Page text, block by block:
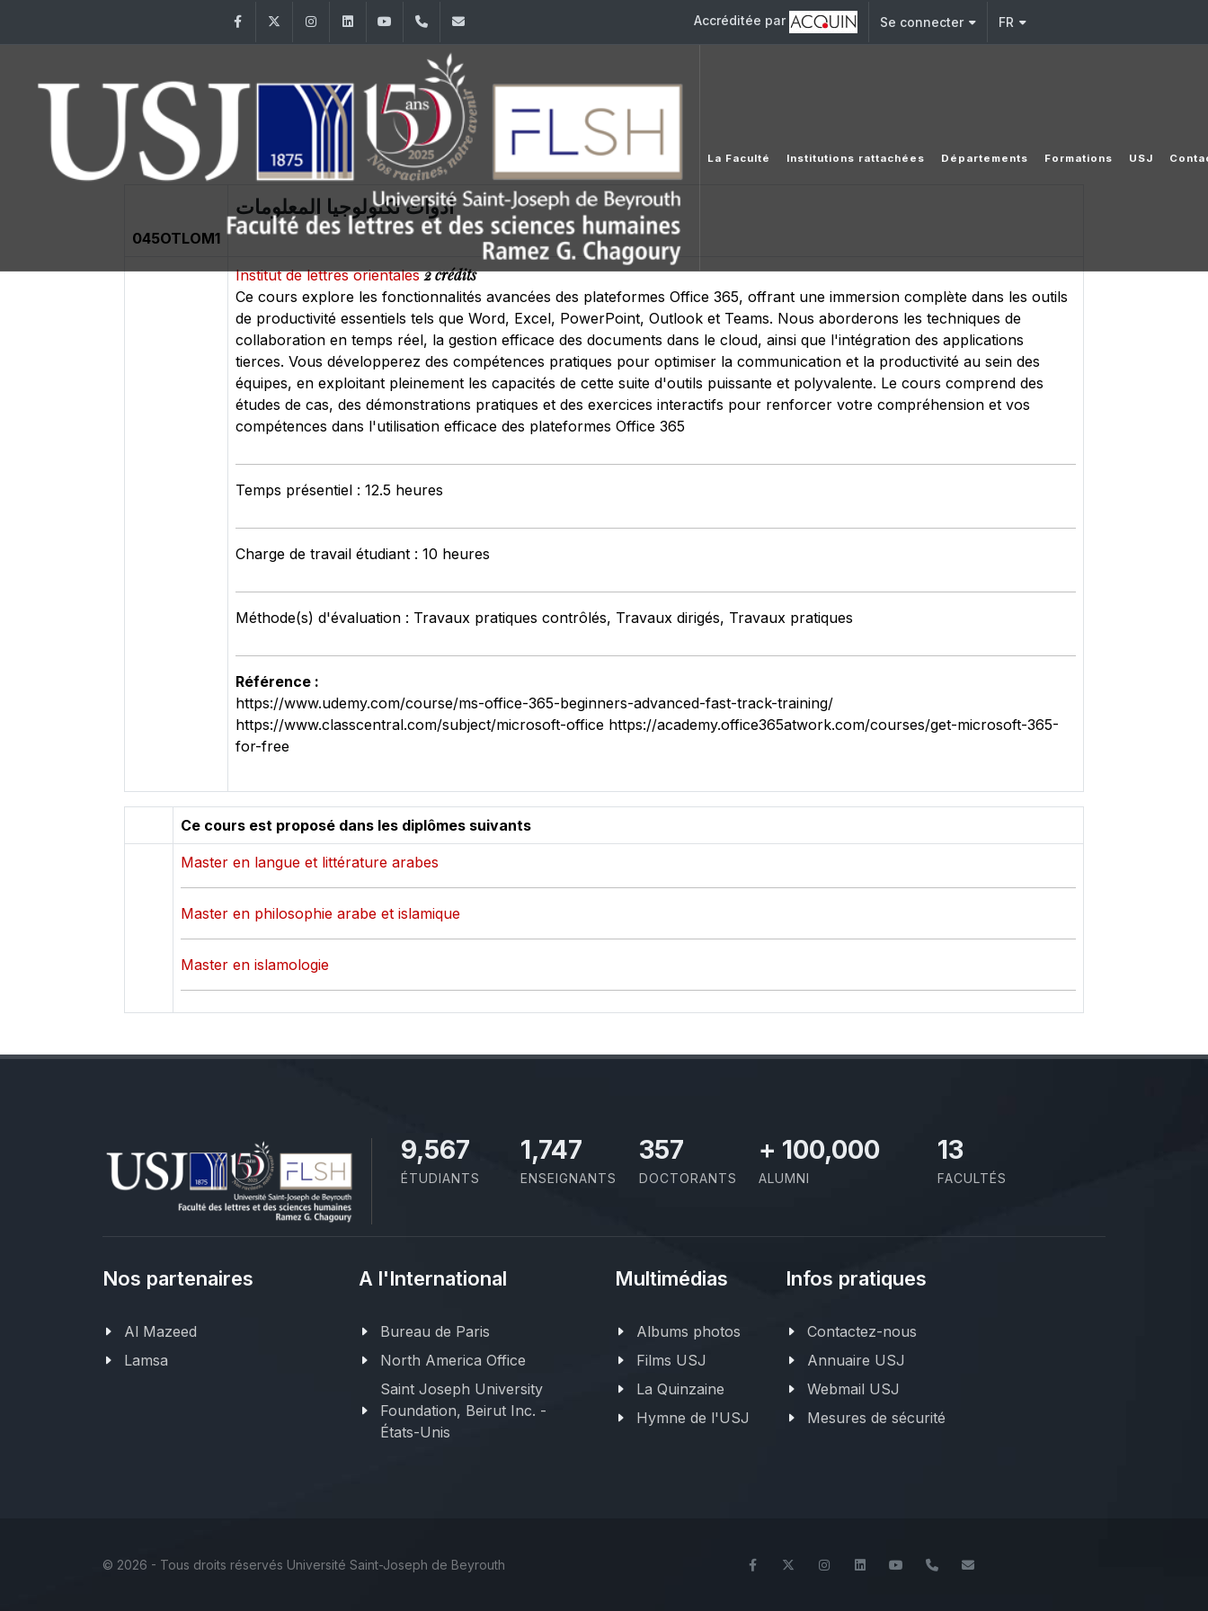
FacebookTwitter InstagramLinkedInYouTube+961 (1) 421 000 Accréditée par Se connecter FR
La Faculté Institutions rattachées Départements Formations USJ
045OTLOM1
أدوات تكنولوجيا المعلومات
Institut de lettres orientales2 crédits
Ce cours explore les fonctionnalités avancées des plateformes Office 365, offrant une immersion complète dans les outils
de productivité essentiels tels que Word, Excel, PowerPoint, Outlook et Teams. Nous aborderons les techniques de
collaboration en temps réel, la gestion efficace des documents dans le cloud, ainsi que l'intégration des applications
tierces. Vous développerez des compétences pratiques pour optimiser la communication et la productivité au sein des
équipes, en exploitant pleinement les capacités de cette suite d'outils puissante et polyvalente. Le cours comprend des
études de cas, des démonstrations pratiques et des exercices interactifs pour renforcer votre compréhension et vos
compétences dans l'utilisation efficace des plateformes Office 365
Temps présentiel : 12.5 heures
Charge de travail étudiant : 10 heures
Méthode(s) d'évaluation : Travaux pratiques contrôlés, Travaux dirigés, Travaux pratiques
Référence :
https://www.udemy.com/course/ms-office-365-beginners-advanced-fast-track-training/
https://www.classcentral.com/subject/microsoft-office https://academy.office365atwork.com/courses/get-microsoft-365-
for-free
Ce cours est proposé dans les diplômes suivants
Master en langue et littérature arabes
Master en philosophie arabe et islamique
Master en islamologie
10,493
ÉTUDIANTS
1,917
ENSEIGNANTS
391
DOCTORANTS
+ 100,000
ALUMNI
13
FACULTÉS
Nos partenaires
Al Mazeed
Lamsa
A l'International
Bureau de Paris
North America Office
Saint Joseph University
Foundation, Beirut Inc. -
États-Unis
Multimédias
Albums photos
Films USJ
La Quinzaine
Hymne de l'USJ
Infos pratiques
Contactez-nous
Annuaire USJ
Webmail USJ
Mesures de sécurité
© 2026 - Tous droits réservés Université Saint-Joseph de Beyrouth FacebookTwitter InstagramLinkedInYouTube+961 (1) 421 000